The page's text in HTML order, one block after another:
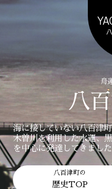
舟
八
海に接していない八百津
木曽川を利用した水運、
を中心に発達してきました
八百津町の
歴史TOP